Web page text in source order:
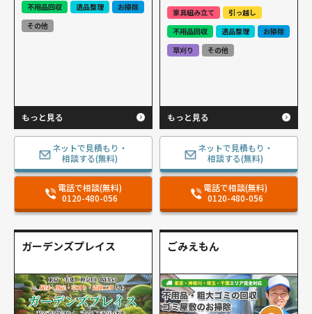
不用品回収 遺品整理
お掃除
その他
もっと見る
ネットで見積もり・
相談する(無料)
電話で相談(無料)
0120-480-056
家具組み立て
引っ越し
不用品回収
遺品整理
お掃除
草刈り
その他
もっと見る
ネットで見積もり・
相談する(無料)
電話で相談(無料)
0120-480-056
ガーデンズプレイス ごみえもん